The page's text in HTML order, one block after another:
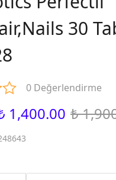
30
0 Değerlendirme
1,400.00 ₺